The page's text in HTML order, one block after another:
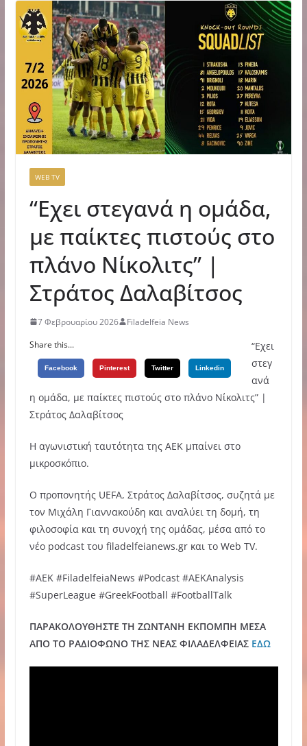
WEB TV
“Εχει στεγανά η ομάδα,
με παίκτες πιστούς στο
πλάνο Νίκολιτς” |
Στράτος Δαλαβίτσος
7 Φεβρουαρίου 2026
Filadelfeia News
Share this...
Facebook Pinterest Twitter Linkedin
“Εχει
στεγ
ανά
η ομάδα, με παίκτες πιστούς στο πλάνο Νίκολιτς” |
Στράτος Δαλαβίτσος
Η αγωνιστική ταυτότητα της ΑΕΚ μπαίνει στο
μικροσκόπιο.
Ο προπονητής UEFA, Στράτος Δαλαβίτσος, συζητά με
τον Μιχάλη Γιαννακούδη και αναλύει τη δομή, τη
φιλοσοφία και τη συνοχή της ομάδας, μέσα από το
νέο podcast του filadelfeianews.gr και το Web TV.
#AEK #FiladelfeiaNews #Podcast #AEKAnalysis
#SuperLeague #GreekFootball #FootballTalk
ΠΑΡΑΚΟΛΟΥΘΗΣΤΕ ΤΗ ΖΩΝΤΑΝΗ ΕΚΠΟΜΠΗ ΜΕΣΑ
ΑΠΟ ΤΟ ΡΑΔΙΟΦΩΝΟ ΤΗΣ ΝΕΑΣ ΦΙΛΑΔΕΛΦΕΙΑΣ ΕΔΩ